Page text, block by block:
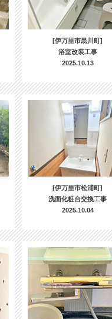
[伊万里市黒川町]
浴室改装工事
2025.10.13
[伊万里市松浦町]
洗面化粧台交換工事
2025.10.04